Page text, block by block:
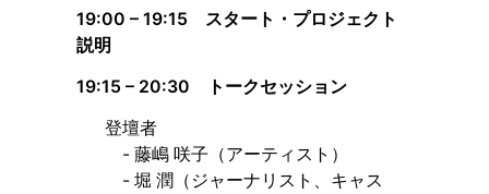
19:00 – 19:15 スタート・プロジェクト
説明
19:15 – 20:30 トークセッション
登壇者
- 藤嶋 咲子（アーティスト）
- 堀 潤（ジャーナリスト、キャス